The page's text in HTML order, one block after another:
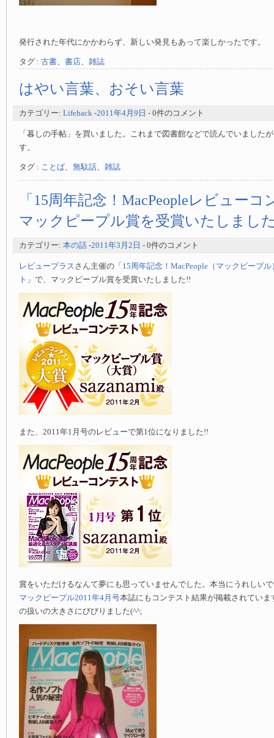
発行された年代にかかわらず、新しい発見もあって楽しかったです。
タグ : 古書、 書店、 雑誌
はやい言葉、おそい言葉
カテゴリー: Lifehack -2011年4月9日 - 0件のコメント
「暮しの手帖」を買いました。これまで図書館などで読んでいました
す。
タグ : ことば、 無駄話、 雑誌
「15周年記念！MacPeopleレビュー
マックピープル賞を受賞いたしまし
カテゴリー: 本の話 -2011年3月2日 - 0件のコメント
レビュープラスさん主催の「 15周年記念！MacPeople（マックピープ
ト 」で、マックピープル賞を受賞いたしました!!
また、2011年1月号のレビューで第1位になりました!!
賞をいただけるなんて夢にも思っていませんでした。本当にうれしい
マックピープル2011年4月号本誌にもコンテスト結果が掲載されてい
の扱いの大きさにびびりました(^^;